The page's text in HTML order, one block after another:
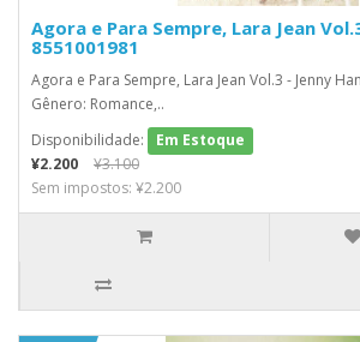
Agora e Para Sempre, Lara Jean
8551001981
Agora e Para Sempre, Lara Jean Vol.3 - Jenny
Gênero: Romance,..
Disponibilidade:
Em Estoque
¥2.200
¥3.100
Sem impostos: ¥2.200